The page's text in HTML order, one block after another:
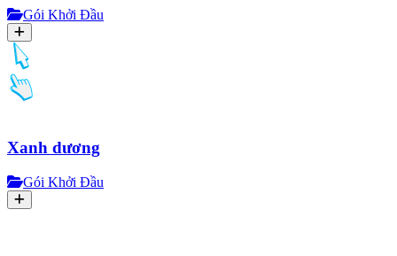
Gói Khởi Đầu
Xanh dương
Gói Khởi Đầu